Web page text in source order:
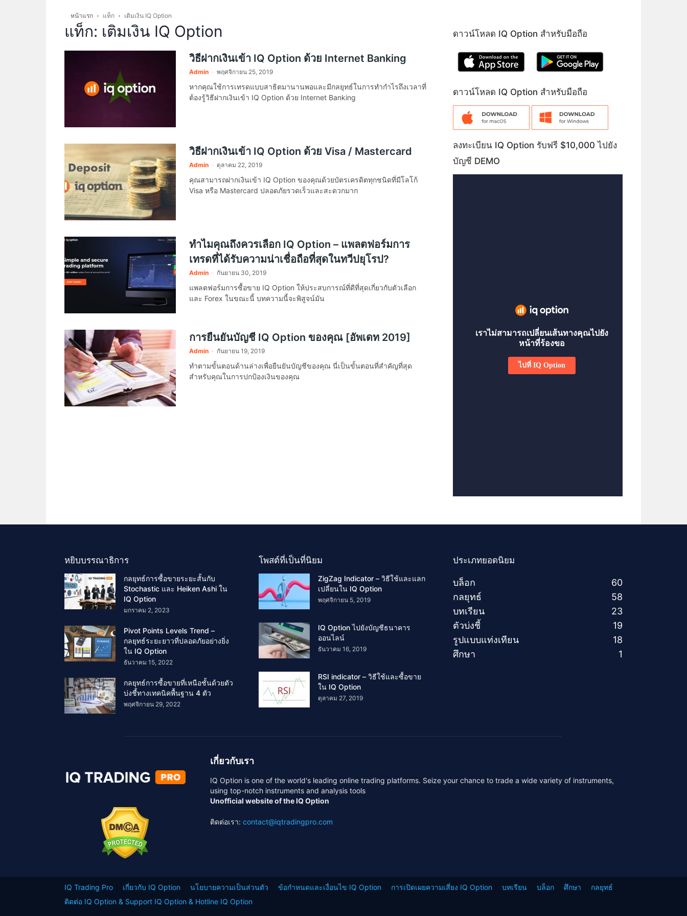
หน้าแรก แท็ก เติมเงิน IQ Option
แท็ก: เติมเงิน IQ Option
วิธีฝากเงินเข้า IQ Option ด้วย Internet Banking
Admin - พฤศจิกายน 25, 2019
หากคุณใช้การเทรดแบบสาธิตมานานพอและมีกลยุทธ์ในการทำกำไรถึงเวลาที่
ต้องรู้วิธีฝากเงินเข้า IQ Option ด้วย Internet Banking
วิธีฝากเงินเข้า IQ Option ด้วย Visa / Mastercard
Admin - ตุลาคม 22, 2019
คุณสามารถฝากเงินเข้า IQ Option ของคุณด้วยบัตรเครดิตทุกชนิดที่มีโลโก้
Visa หรือ Mastercard ปลอดภัยรวดเร็วและสะดวกมาก
ทำไมคุณถึงควรเลือก IQ Option – แพลตฟอร์มการ
เทรดที่ได้รับความน่าเชื่อถือที่สุดในทวีปยุโรป?
Admin - กันยายน 30, 2019
แพลตฟอร์มการซื้อขาย IQ Option ให้ประสบการณ์ที่ดีที่สุดเกี่ยวกับตัวเลือก
และ Forex ในขณะนี้ บทความนี้จะพิสูจน์มัน
การยืนยันบัญชี IQ Option ของคุณ [อัพเดท 2019]
Admin - กันยายน 19, 2019
ทำตามขั้นตอนด้านล่างเพื่อยืนยันบัญชีของคุณ นี่เป็นขั้นตอนที่สำคัญที่สุด
สำหรับคุณในการปกป้องเงินของคุณ
ดาวน์โหลด IQ Option สำหรับมือถือ
ดาวน์โหลด IQ Option สำหรับมือถือ
ลงทะเบียน IQ Option รับฟรี $10,000 ไปยัง
บัญชี DEMO
หยิบบรรณาธิการ
กลยุทธ์การซื้อขายระยะสั้นกับ
Stochastic และ Heiken Ashi ใน
IQ Option
มกราคม 2, 2023
Pivot Points Levels Trend –
กลยุทธ์ระยะยาวที่ปลอดภัยอย่างยิ่ง
ใน IQ Option
ธันวาคม 15, 2022
กลยุทธ์การซื้อขายที่เหนือชั้นด้วยตัว
บ่งชี้ทางเทคนิคพื้นฐาน 4 ตัว
พฤศจิกายน 29, 2022
โพสต์ที่เป็นที่นิยม
ZigZag Indicator – วิธีใช้และแลก
เปลี่ยนใน IQ Option
พฤศจิกายน 5, 2019
IQ Option ไปยังบัญชีธนาคาร
ออนไลน์
ธันวาคม 16, 2019
RSI indicator – วิธีใช้และซื้อขาย
ใน IQ Option
ตุลาคม 27, 2019
ประเภทยอดนิยม
บล็อก
60
กลยุทธ์
58
บทเรียน
23
ตัวบ่งชี้
19
รูปแบบแท่งเทียน
18
ศึกษา
1
เกี่ยวกับเรา
IQ Option is one of the world's leading online trading platforms. Seize your chance to trade a wide variety of instruments,
using top-notch instruments and analysis tools
Unofficial website of the IQ Option
ติดต่อเรา: contact@iqtradingpro.com
IQ Trading Pro เกี่ยวกับ IQ Option นโยบายความเป็นส่วนตัว ข้อกำหนดและเงื่อนไข IQ Option การเปิดเผยความเสี่ยง IQ Option บทเรียน บล็อก ศึกษา
กลยุทธ์
ติดต่อ IQ Option & Support IQ Option & Hotline IQ Option